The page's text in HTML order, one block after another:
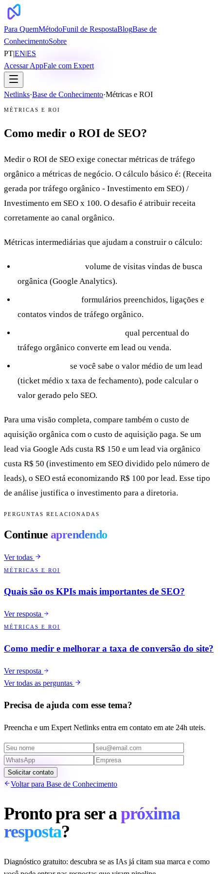
Para QuemMétodoFunil de RespostaBlogBase de
ConhecimentoSobre
PT|EN|ES
Acessar AppFale com Expert
Netlinks·Base de Conhecimento·Métricas e ROI
MÉTRICAS E ROI
Como medir o ROI de SEO?
Medir o ROI de SEO exige conectar métricas de tráfego
orgânico a métricas de negócio. O cálculo básico é: (Receita
gerada por tráfego orgânico - Investimento em SEO) /
Investimento em SEO x 100. O desafio é atribuir receita
corretamente ao canal orgânico.
Métricas intermediárias que ajudam a construir o cálculo:
volume de visitas vindas de busca
orgânica (Google Analytics).
formulários preenchidos, ligações e
contatos vindos de tráfego orgânico.
qual percentual do
tráfego orgânico converte em lead ou venda.
se você sabe o valor médio de um lead
(ticket médio x taxa de fechamento), pode calcular o
valor gerado pelo SEO.
Para uma visão completa, compare também o custo de
aquisição orgânica com o custo de aquisição paga. Se um
lead via Google Ads custa R$ 150 e um lead via orgânico
custa R$ 50 (investimento em SEO dividido pelo número de
leads), o SEO está economizando R$ 100 por lead. Esse tipo
de análise justifica o investimento para a diretoria.
PERGUNTAS RELACIONADAS
Continue aprendendo
Ver todas
MÉTRICAS E ROI
Quais são os KPIs mais importantes de SEO?
Ver resposta
MÉTRICAS E ROI
Como medir e melhorar a taxa de conversão do site?
Ver resposta
Ver todas as perguntas
Precisa de ajuda com esse tema?
Preencha e um Expert Netlinks entra em contato em ate 24h uteis.
Solicitar contato
Voltar para Base de Conhecimento
Pronto pra ser a próxima
resposta?
Diagnóstico gratuito: descubra se as IAs já citam sua marca e como